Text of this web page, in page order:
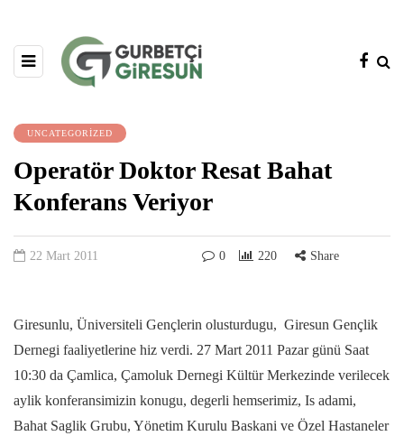
UNCATEGORIZED
Operatör Doktor Resat Bahat
Konferans Veriyor
22 Mart 2011 0 220 Share
Giresunlu, Üniversiteli Gençlerin olusturdugu, Giresun Gençlik
Dernegi faaliyetlerine hiz verdi. 27 Mart 2011 Pazar günü Saat
10:30 da Çamlica, Çamoluk Dernegi Kültür Merkezinde verilecek
aylik konferansimizin konugu, degerli hemserimiz, Is adami,
Bahat Saglik Grubu, Yönetim Kurulu Baskani ve Özel Hastaneler